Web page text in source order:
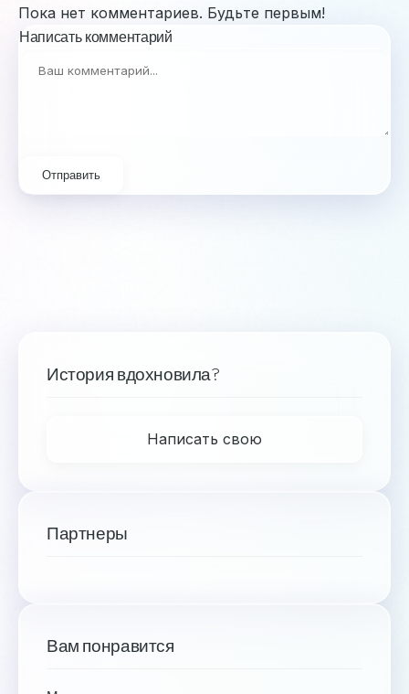
Пока нет комментариев. Будьте первым!
Написать комментарий
Отправить
История вдохновила?
Написать свою
Партнеры
Вам понравится